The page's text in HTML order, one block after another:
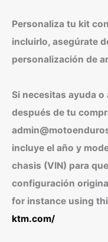
Personaliza tu kit
incluirlo, asegúrate
personalización de
Si necesitas ayuda
después de tu
incluye el año y
chasis (VIN) para
configuración
for instance using
ktm.com/